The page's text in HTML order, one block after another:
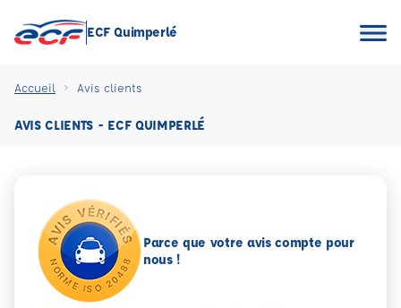
ECF Quimperlé
Accueil Avis clients
AVIS CLIENTS - ECF QUIMPERLÉ
Parce que votre avis compte pour
nous !